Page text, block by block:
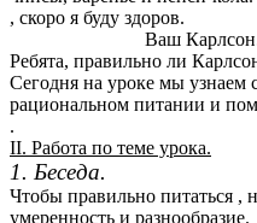
, скоро я буду здоров.
Ваш
Ребята, правильно ли
Сегодня на уроке мы
рациональном питании и
.
II. Работа по теме урока.
1. Беседа.
Чтобы правильно питаться ,
умеренность и разнообразие.